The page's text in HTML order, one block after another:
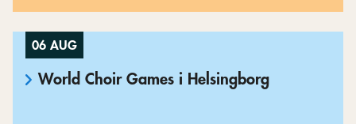
06 AUG
World Choir Games i Helsingborg